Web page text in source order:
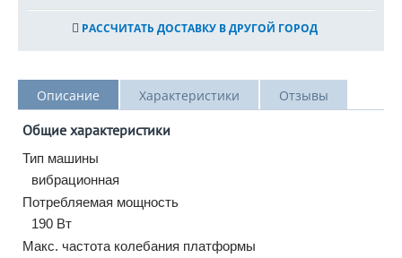
РАССЧИТАТЬ ДОСТАВКУ В ДРУГОЙ ГОРОД
Описание Характеристики Отзывы
Общие характеристики
Тип машины
вибрационная
Потребляемая мощность
190 Вт
Макс. частота колебания платформы